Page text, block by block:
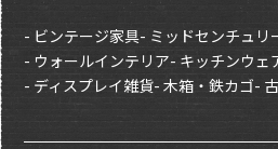
- ビンテージ家具- ミッドセンチュリ
- ウォールインテリア- キッチンウェ
- ディスプレイ雑貨- 木箱・鉄カゴ-